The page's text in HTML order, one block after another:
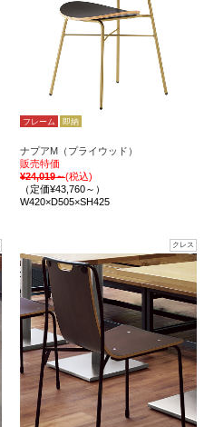
フレーム 即納
ナプアM（プライウッド）
販売特価
¥24,019～(税込)
（定価¥43,760～）
W420×D505×SH425
クレス